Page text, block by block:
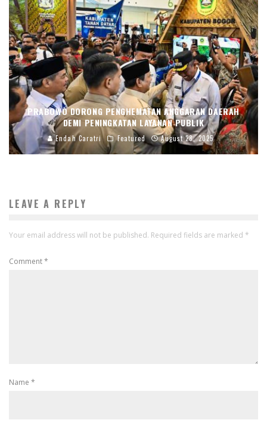
PRABOWO DORONG PENGHEMATAN ANGGARAN DAERAH
DEMI PENINGKATAN LAYANAN PUBLIK
Endah Caratri Featured August 28, 2025
LEAVE A REPLY
Your email address will not be published. Required fields are marked *
Comment*
Name *